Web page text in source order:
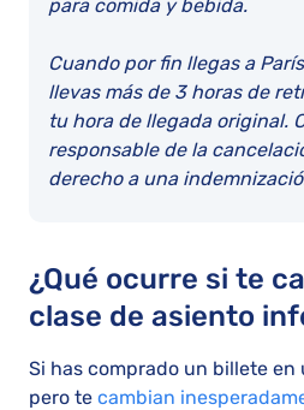
para comida y bebida.
Cuando por fin llegas a
llevas más de 3 horas de
tu hora de llegada original.
responsable de la
derecho a una
¿Qué ocurre si te
clase de asiento
Si has comprado un billete en
pero te cambian